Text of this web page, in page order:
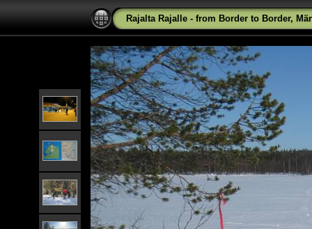
Rajalta Rajalle - from Border to Border,